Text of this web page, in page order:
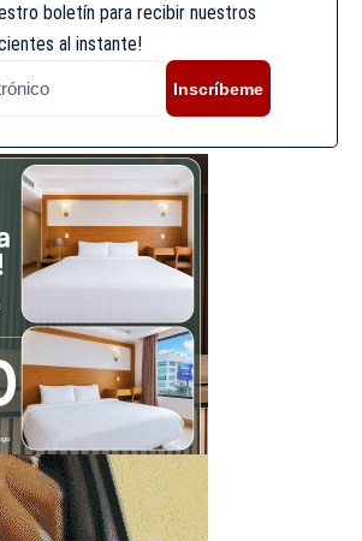
boletín para recibir nuestros
al instante!
Inscríbeme